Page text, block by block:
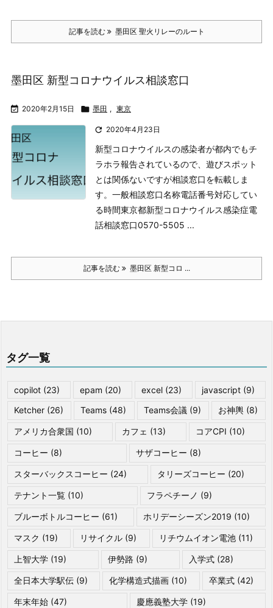
記事を読む 墨田区 聖火リレーのルート
墨田区 新型コロナウイルス相談窓口
 2020年2月15日  墨田 , 東京
 2020年4月23日
新型コロナウイルスの感染者が都内でもチ
ラホラ報告されているので、遊びスポット
とは関係ないですが相談窓口を転載しま
す。 一般相談窓口名称電話番号対応してい
る時間東京都新型コロナウイルス感染症電
話相談窓口0570-5505 ...
記事を読む 墨田区 新型コロ ...
タグ一覧
copilot (23) epam (20) excel (23) javascript (9)
Ketcher (26) Teams (48) Teams会議 (9) お神輿(8)
アメリカ合衆国 (10) カフェ (13) コアCPI (10)
コーヒー (8) サザコーヒー (8)
スターバックスコーヒー (24) タリーズコーヒー (20)
テナント一覧 (10) フラペチーノ (9)
ブルーボトルコーヒー (61) ホリデーシーズン2019 (10)
マスク (19) リサイクル (9) リチウムイオン電池(11)
上智大学 (19) 伊勢路 (9) 入学式 (28)
全日本大学駅伝 (9) 化学構造式描画 (10) 卒業式(42)
年末年始 (47) 慶應義塾大学(19)